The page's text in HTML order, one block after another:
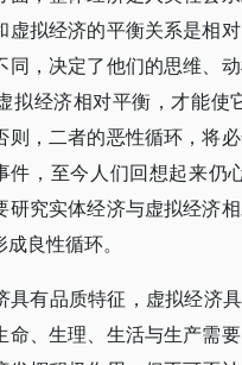
虚拟经济的平衡关系是相
同，决定了他们的思维、
拟经济相对平衡，才能
则，二者的恶性循环，将
件，至今人们回想起来
研究实体经济与虚拟经济
良性循环。
具有品质特征，虚拟经济
命、生理、生活与生产需